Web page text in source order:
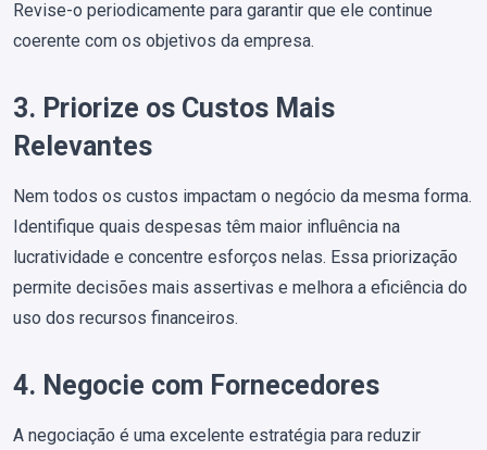
Revise-o periodicamente para garantir que ele continue
coerente com os objetivos da empresa.
3. Priorize os Custos Mais
Relevantes
Nem todos os custos impactam o negócio da mesma forma.
Identifique quais despesas têm maior influência na
lucratividade e concentre esforços nelas. Essa priorização
permite decisões mais assertivas e melhora a eficiência do
uso dos recursos financeiros.
4. Negocie com Fornecedores
A negociação é uma excelente estratégia para reduzir